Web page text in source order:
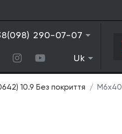
290-07-07
Uk
10.9 Без покриття М6х40